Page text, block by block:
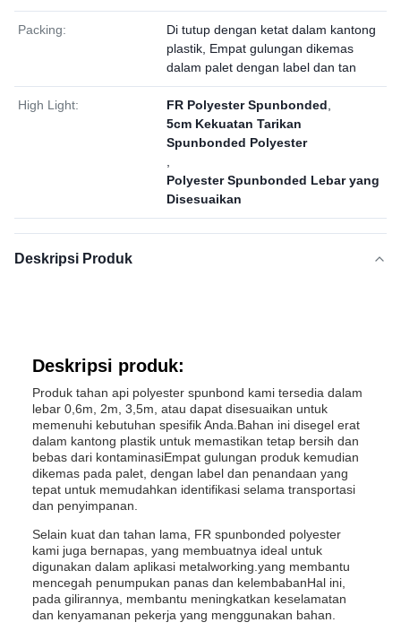
Packing:
Di tutup dengan ketat dalam kantong
plastik, Empat gulungan dikemas
dalam palet dengan label dan tan
High Light: FR Polyester Spunbonded
5cm Kekuatan Tarikan
Spunbonded Polyester
Polyester Spunbonded Lebar yang
Disesuaikan
Deskripsi Produk
Deskripsi produk:
Produk tahan api polyester spunbond kami tersedia dalam
lebar 0,6m, 2m, 3,5m, atau dapat disesuaikan untuk
memenuhi kebutuhan spesifik Anda.Bahan ini disegel erat
dalam kantong plastik untuk memastikan tetap bersih dan
bebas dari kontaminasiEmpat gulungan produk kemudian
dikemas pada palet, dengan label dan penandaan yang
tepat untuk memudahkan identifikasi selama transportasi
dan penyimpanan.
Selain kuat dan tahan lama, FR spunbonded polyester
kami juga bernapas, yang membuatnya ideal untuk
digunakan dalam aplikasi metalworking.yang membantu
mencegah penumpukan panas dan kelembabanHal ini,
pada gilirannya, membantu meningkatkan keselamatan
dan kenyamanan pekerja yang menggunakan bahan.